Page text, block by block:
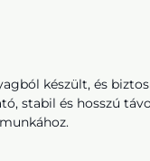
készült, és
stabil és hosszú